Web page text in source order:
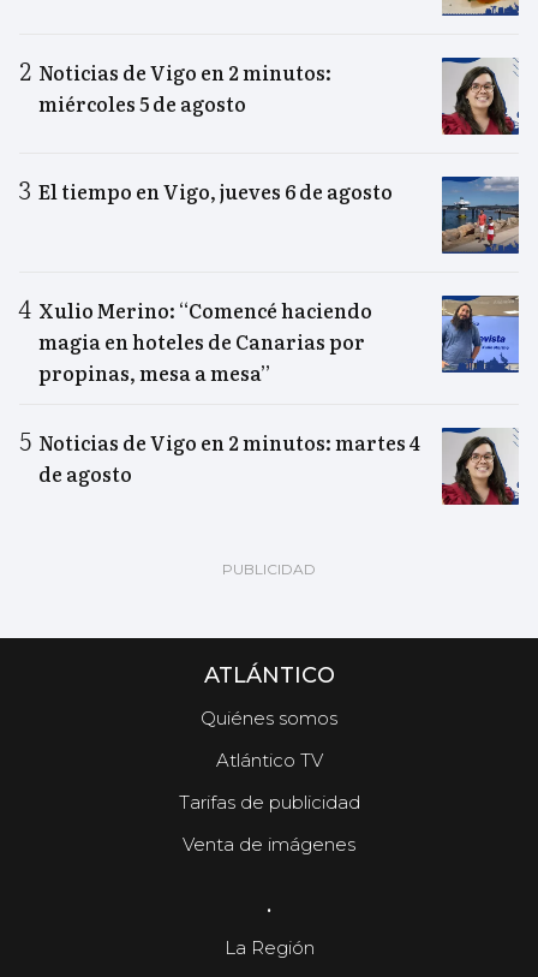
Noticias de Vigo en 2 minutos:
miércoles 5 de agosto
El tiempo en Vigo, jueves 6 de agosto
Xulio Merino: “Comencé haciendo
magia en hoteles de Canarias por
propinas, mesa a mesa”
Noticias de Vigo en 2 minutos: martes 4
de agosto
ATLÁNTICO
Quiénes somos
Atlántico TV
Tarifas de publicidad
Venta de imágenes
.
La Región